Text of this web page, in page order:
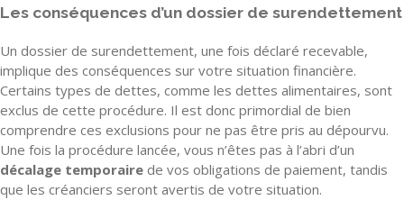
Les conséquences d’un dossier de surendettement
Un dossier de surendettement, une fois déclaré recevable,
implique des conséquences sur votre situation financière.
Certains types de dettes, comme les dettes alimentaires, sont
exclus de cette procédure. Il est donc primordial de bien
comprendre ces exclusions pour ne pas être pris au dépourvu.
Une fois la procédure lancée, vous n’êtes pas à l’abri d’un
décalage temporaire de vos obligations de paiement, tandis
que les créanciers seront avertis de votre situation.